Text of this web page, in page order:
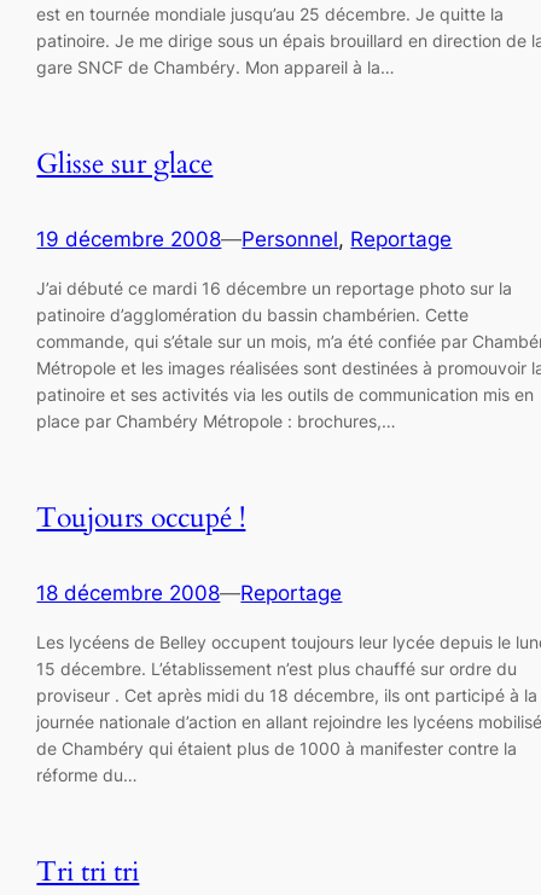
est en tournée mondiale jusqu’au 25 décembre. Je quitte la
patinoire. Je me dirige sous un épais brouillard en direction de
gare SNCF de Chambéry. Mon appareil à la…
Glisse sur glace
19 décembre 2008—Personnel, Reportage
J’ai débuté ce mardi 16 décembre un reportage photo sur la
patinoire d’agglomération du bassin chambérien. Cette
commande, qui s’étale sur un mois, m’a été confiée par
Métropole et les images réalisées sont destinées à promouvoir
patinoire et ses activités via les outils de communication mis en
place par Chambéry Métropole : brochures,…
Toujours occupé !
18 décembre 2008—Reportage
Les lycéens de Belley occupent toujours leur lycée depuis le
15 décembre. L’établissement n’est plus chauffé sur ordre du
proviseur . Cet après midi du 18 décembre, ils ont participé à la
journée nationale d’action en allant rejoindre les lycéens
de Chambéry qui étaient plus de 1000 à manifester contre la
réforme du…
Tri tri tri